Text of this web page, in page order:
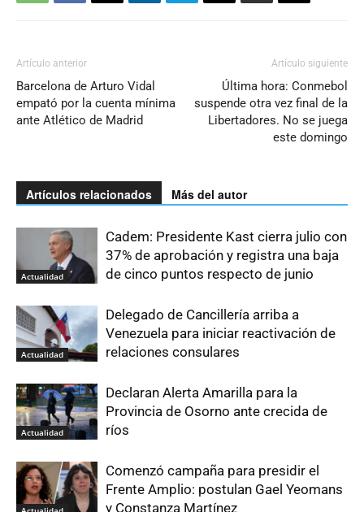
Artículo anterior
Barcelona de Arturo Vidal
empató por la cuenta mínima
ante Atlético de Madrid
Artículo siguiente
Última hora: Conmebol
suspende otra vez final de la
Libertadores. No se juega
este domingo
Artículos relacionados Más del autor
Actualidad
Cadem: Presidente Kast cierra julio con
37% de aprobación y registra una baja
de cinco puntos respecto de junio
Actualidad
Delegado de Cancillería arriba a
Venezuela para iniciar reactivación de
relaciones consulares
Actualidad
Declaran Alerta Amarilla para la
Provincia de Osorno ante crecida de
ríos
Comenzó campaña para presidir el
Frente Amplio: postulan Gael Yeomans
y Constanza Martínez